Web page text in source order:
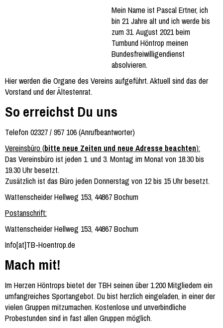
Mein Name ist Pascal Ertner, ich
bin 21 Jahre alt und ich werde bis
zum 31. August 2021 beim
Turnbund Höntrop meinen
Bundesfreiwilligendienst
absolvieren.
Hier werden die Organe des Vereins aufgeführt. Aktuell sind das der
Vorstand und der Ältestenrat.
So erreichst Du uns
Telefon 02327 / 957 106 (Anrufbeantworter)
Vereinsbüro (bitte neue Zeiten und neue Adresse beachten):
Das Vereinsbüro ist jeden 1. und 3. Montag im Monat von 18.30 bis
19.30 Uhr besetzt.
Zusätzlich ist das Büro jeden Donnerstag von 12 bis 15 Uhr besetzt.
Wattenscheider Hellweg 153, 44867 Bochum
Postanschrift:
Wattenscheider Hellweg 153, 44867 Bochum
Info[at]TB-Hoentrop.de
Mach mit!
Im Herzen Höntrops bietet der TBH seinen über 1.200 Mitgliedern ein
umfangreiches Sportangebot. Du bist herzlich eingeladen, in einer der
vielen Gruppen mitzumachen. Kostenlose und unverbindliche
Probestunden sind in fast allen Gruppen möglich.